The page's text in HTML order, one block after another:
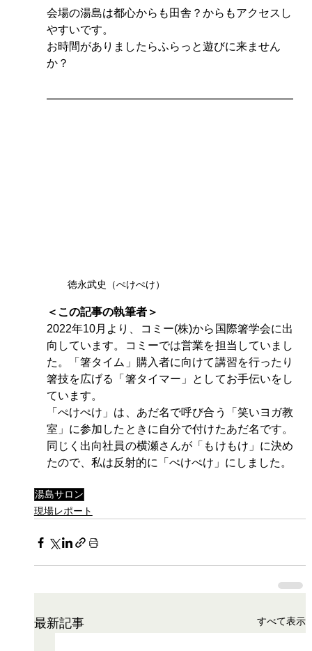
会場の湯島は都心からも田舎？からもアクセスし
やすいです。
お時間がありましたらふらっと遊びに来ません
か？
徳永武史（ぺけぺけ）
＜この記事の執筆者＞
2022年10月より、コミー(株)から国際箸学会に出
向しています。コミーでは営業を担当していまし
た。「箸タイム」購入者に向けて講習を行ったり
箸技を広げる「箸タイマー」としてお手伝いをし
ています。
「ぺけぺけ」は、あだ名で呼び合う「笑いヨガ教
室」に参加したときに自分で付けたあだ名です。
同じく出向社員の横瀬さんが「もけもけ」に決め
たので、私は反射的に「ぺけぺけ」にしました。
湯島サロン
現場レポート
最新記事 すべて表示